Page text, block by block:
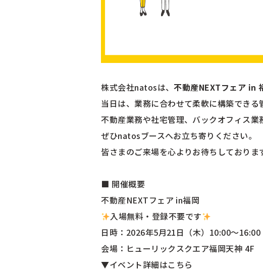
株式会社natosは、不動産NEXTフェア in
当日は、業務に合わせて柔軟に構築できる
不動産業務や社宅管理、バックオフィス業
ぜひnatosブースへお立ち寄りください。
皆さまのご来場を心よりお待ちしておりま
■ 開催概要
不動産NEXTフェア in福岡
入場無料・登録不要です
日時：2026年5月21日（木）10:00〜16:00
会場：ヒューリックスクエア福岡天神 4F
▼イベント詳細はこちら